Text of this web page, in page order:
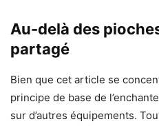
Au-delà des
partagé
Bien que cet article se
principe de base de
sur d’autres équipements.